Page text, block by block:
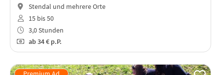
Stendal und mehrere Orte
15 bis 50
3,0 Stunden
ab34 € p.P.